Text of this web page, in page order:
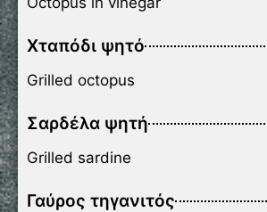
Χταπόδι ψητό
Grilled octopus
Σαρδέλα ψητή
Grilled sardine
Γαύρος τηγανιτός